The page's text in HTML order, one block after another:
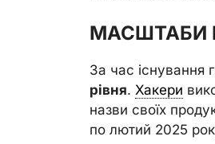
МАСШТАБИ
За час існування
рівня. Хакери
назви своїх
по лютий 2025